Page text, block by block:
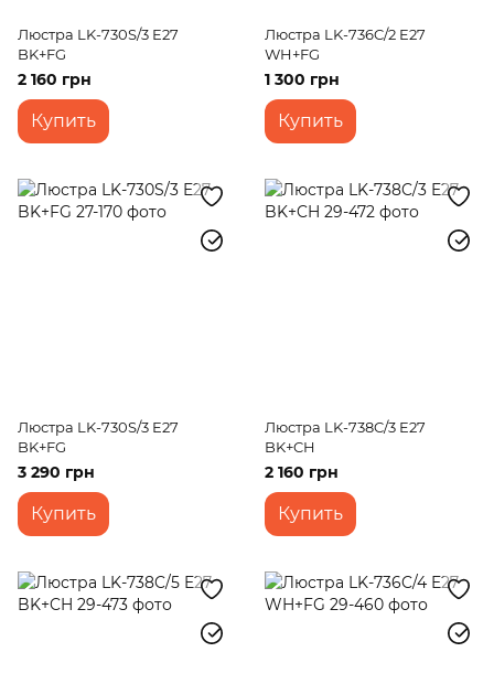
Люстра LK-730S/3 E27
BK+FG
2 160 грн
Купить
Люстра LK-736C/2 E27
WH+FG
1 300 грн
Купить
Люстра LK-730S/3 E27
BK+FG
3 290 грн
Купить
Люстра LK-738C/3 E27
BK+CH
2 160 грн
Купить